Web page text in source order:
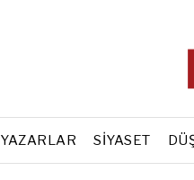
YAZARLAR SIYASET